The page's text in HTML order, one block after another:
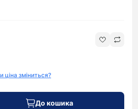
ціна зміниться?
До кошика